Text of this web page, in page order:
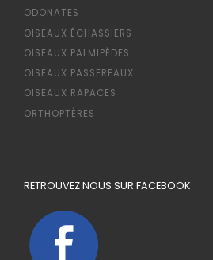
ODONATES
OISEAUX ÉCHASSIERS
OISEAUX PALMIPÈDES
OISEAUX PASSEREAUX
OISEAUX RAPACES
ORTHOPTÈRES
RETROUVEZ NOUS SUR FACEBOOK